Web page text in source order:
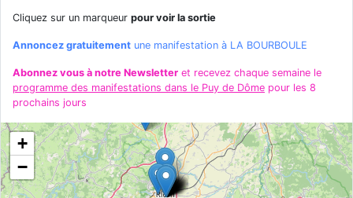
Cliquez sur un marqueur pour voir la sortie
Annoncez gratuitement une manifestation à LA BOURBOULE
Abonnez vous à notre Newsletter et recevez chaque semaine le
programme des manifestations dans le Puy de Dôme pour les 8
prochains jours
+
−